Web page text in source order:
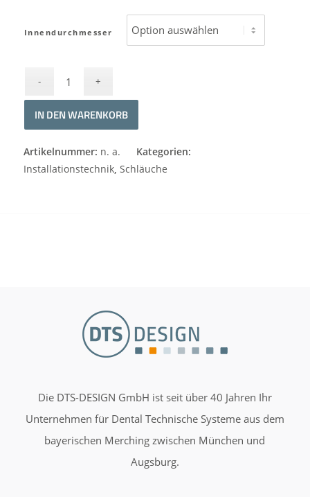
Innendurchmesser
IN DEN WARENKORB
Alternative:
Artikelnummer: n. a.
Kategorien:
Installationstechnik, Schläuche
Die DTS-DESIGN GmbH ist seit über 40 Jahren Ihr
Unternehmen für Dental Technische Systeme aus dem
bayerischen Merching zwischen München und
Augsburg.